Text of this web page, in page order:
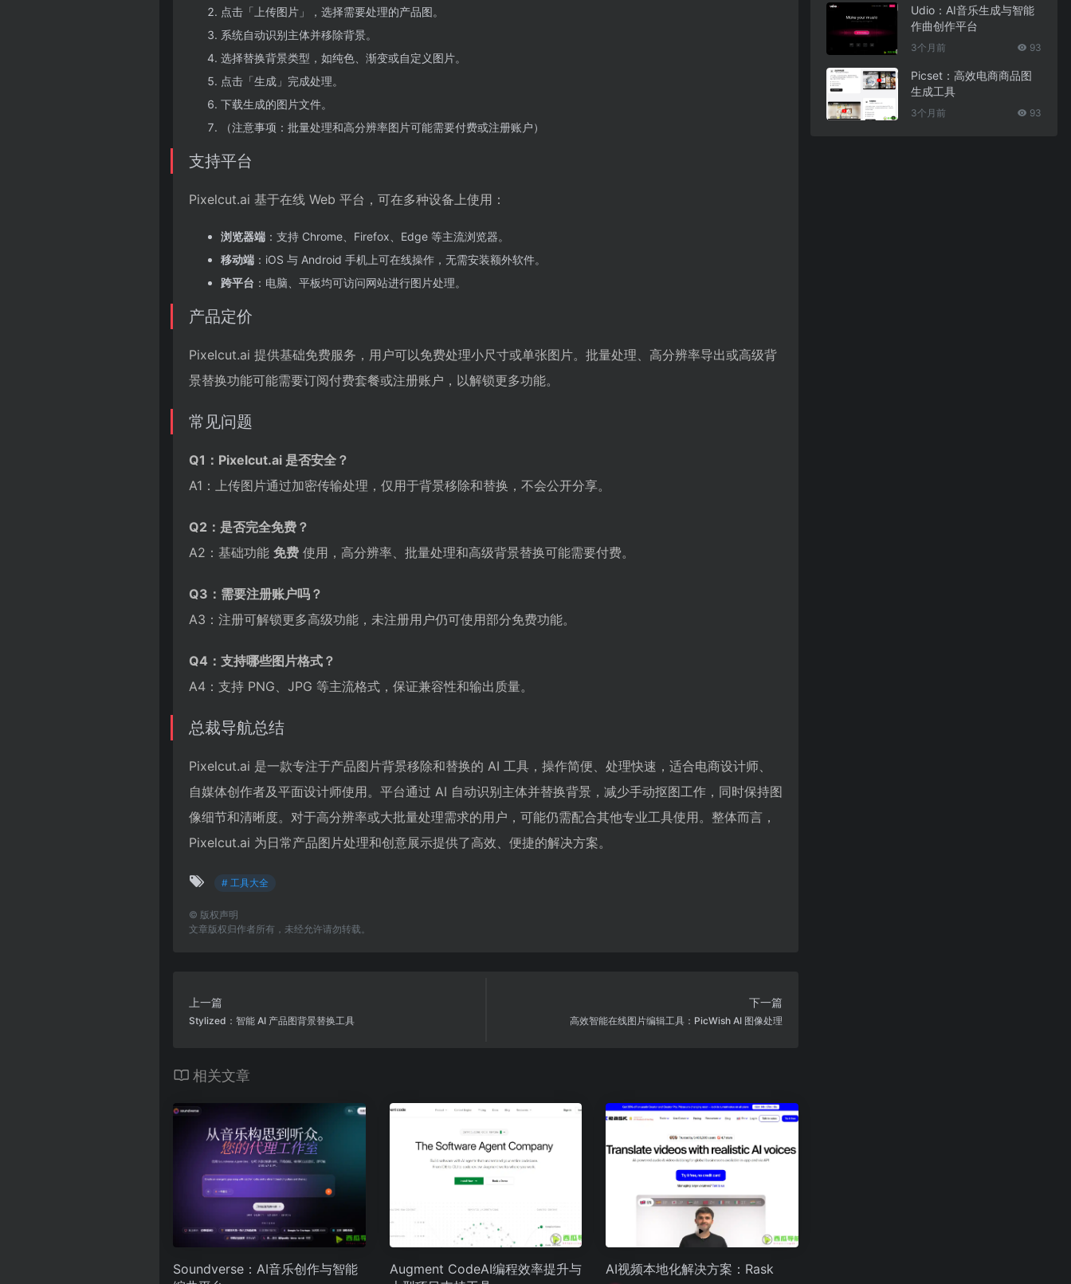
点击「上传图片」，选择需要处理的产品图。
系统自动识别主体并移除背景。
选择替换背景类型，如纯色、渐变或自定义图片。
点击「生成」完成处理。
下载生成的图片文件。
（注意事项：批量处理和高分辨率图片可能需要付费或注册账户）
支持平台
Pixelcut.ai 基于在线 Web 平台，可在多种设备上使用：
浏览器端 ：支持 Chrome、Firefox、Edge 等主流浏览器。
移动端 ：iOS 与 Android 手机上可在线操作，无需安装额外软件。
跨平台 ：电脑、平板均可访问网站进行图片处理。
产品定价
Pixelcut.ai 提供基础免费服务，用户可以免费处理小尺寸或单张图片。批量处理、高分辨率导出或高级背
景替换功能可能需要订阅付费套餐或注册账户，以解锁更多功能。
常见问题
Q1：Pixelcut.ai 是否安全？
A1：上传图片通过加密传输处理，仅用于背景移除和替换，不会公开分享。
Q2：是否完全免费？
A2：基础功能 免费 使用，高分辨率、批量处理和高级背景替换可能需要付费。
Q3：需要注册账户吗？
A3：注册可解锁更多高级功能，未注册用户仍可使用部分免费功能。
Q4：支持哪些图片格式？
A4：支持 PNG、JPG 等主流格式，保证兼容性和输出质量。
总裁导航总结
Pixelcut.ai 是一款专注于产品图片背景移除和替换的 AI 工具，操作简便、处理快速，适合电商设计师、
自媒体创作者及平面设计师使用。平台通过 AI 自动识别主体并替换背景，减少手动抠图工作，同时保持图
像细节和清晰度。对于高分辨率或大批量处理需求的用户，可能仍需配合其他专业工具使用。整体而言，
Pixelcut.ai 为日常产品图片处理和创意展示提供了高效、便捷的解决方案。
# 工具大全
© 版权声明
文章版权归作者所有，未经允许请勿转载。
上一篇
Stylized：智能 AI 产品图背景替换工具
下一篇
高效智能在线图片编辑工具：PicWish AI 图像处理
相关文章
Soundverse：AI音乐创作与智能
Augment CodeAI编程效率提升与
AI视频本地化解决方案：Rask
Udio：AI音乐生成与智能
作曲创作平台
3个月前 93
Picset：高效电商商品图
生成工具
3个月前 93